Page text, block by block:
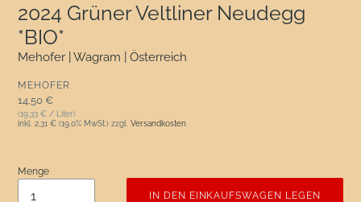
2024 Grüner Veltliner Neudegg
*BIO*
Mehofer | Wagram | Österreich
VERKÄUFER
MEHOFER
Normaler Preis
14,50 €
(19,33 € / Liter)
inkl. 2,31 € (19.0% MwSt.) zzgl. Versandkosten
Menge
IN DEN EINKAUFSWAGEN LEGEN